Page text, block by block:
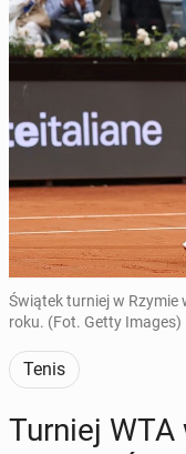
Świątek turniej w Rzymie
roku. (Fot. Getty Images)
Tenis
Turniej